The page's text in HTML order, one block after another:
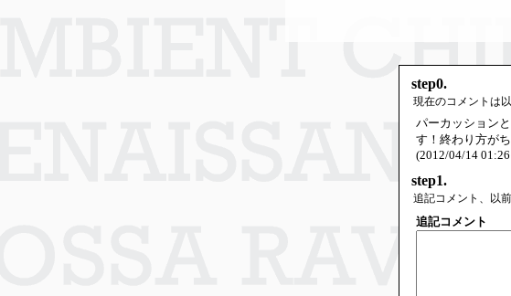
step0.
現在のコメントは
パーカッション
す！終わり方が
(2012/04/14
step1.
追記コメント、以
追記コメント